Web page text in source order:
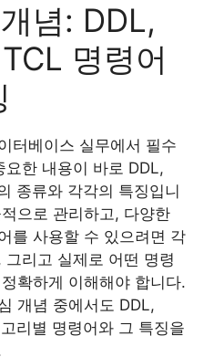
념: DDL,
명령어
터베이스 실무에서 필수
한 내용이 바로 DDL,
종류와 각각의 특징입니
으로 관리하고, 다양한
를 사용할 수 있으려면 각
리고 실제로 어떤 명령
확하게 이해해야 합니다.
개념 중에서도 DDL,
리별 명령어와 그 특징을